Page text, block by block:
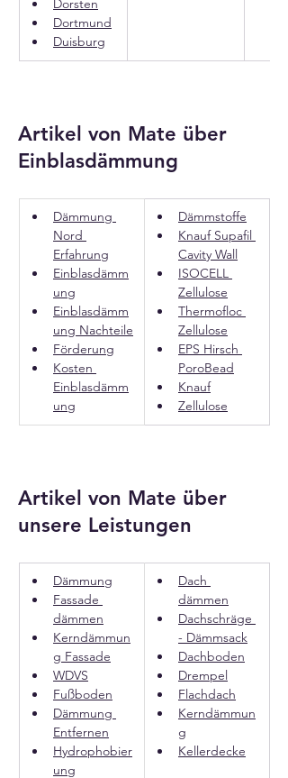
Dorsten
Dortmund
Duisburg
Artikel von Mate über
Einblasdämmung
Dämmung
Nord
Erfahrung
Einblasdämm
ung
Einblasdämm
ung Nachteile
Förderung
Kosten
Einblasdämm
ung
Dämmstoffe
Knauf Supafil
Cavity Wall
ISOCELL
Zellulose
Thermofloc
Zellulose
EPS Hirsch
PoroBead
Knauf
Zellulose
Artikel von Mate über
unsere Leistungen
Dämmung
Fassade
dämmen
Kerndämmun
g Fassade
WDVS
Fußboden
Dämmung
Entfernen
Hydrophobier
ung
Dach
dämmen
Dachschräge
- Dämmsack
Dachboden
Drempel
Flachdach
Kerndämmun
g
Kellerdecke